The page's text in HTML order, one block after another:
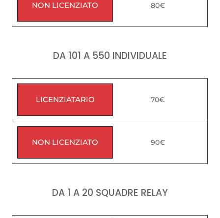
NON LICENZIATO 80€
DA 101 A 550 INDIVIDUALE
LICENZIATARIO 70€
NON LICENZIATO 90€
DA 1 A 20 SQUADRE RELAY